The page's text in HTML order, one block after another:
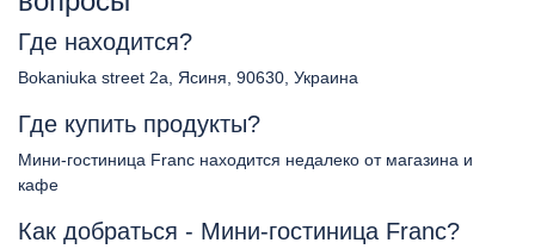
Где находится?
Bokaniuka street 2a, Ясиня, 90630, Украина
Где купить продукты?
Мини-гостиница Franc находится недалеко от магазина и
кафе
Как добраться - Мини-гостиница Franc?